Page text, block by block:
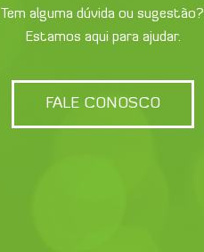
Tem alguma dúvida ou sugestão?
Estamos aqui para ajudar.
FALE CONOSCO